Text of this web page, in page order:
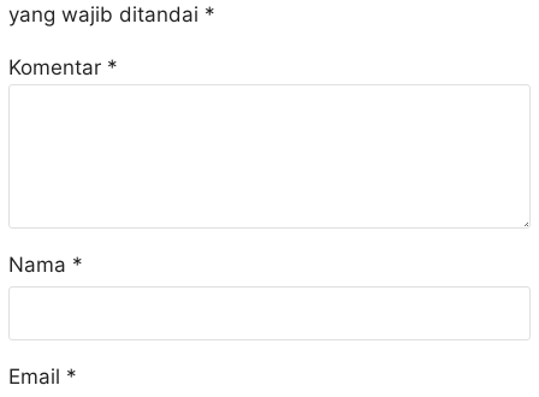
yang wajib ditandai *
Komentar *
Nama *
Email *